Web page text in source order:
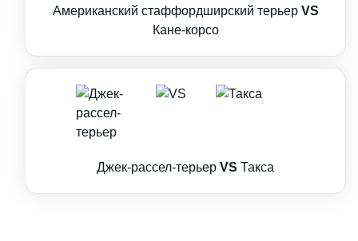
Американский стаффордширский терьер VS
Кане-корсо
Джек-рассел-терьер VS Такса